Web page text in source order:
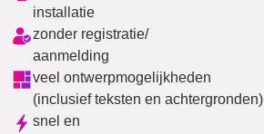
installatie
zonder registratie/
aanmelding
veel ontwerpmogelijkheden
(inclusief teksten en achtergronden)
snel en